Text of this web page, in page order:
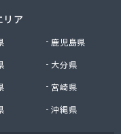
リア
鹿児島県
大分県
宮崎県
沖縄県